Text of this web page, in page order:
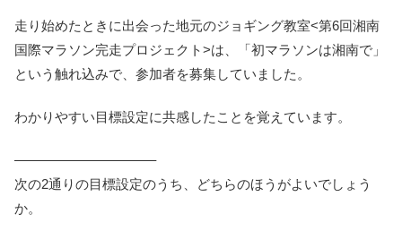
走り始めたときに出会った地元のジョギング教室<第6回湘南
国際マラソン完走プロジェクト>は、「初マラソンは湘南で」
という触れ込みで、参加者を募集していました。
わかりやすい目標設定に共感したことを覚えています。
——————————–
次の2通りの目標設定のうち、どちらのほうがよいでしょう
か。